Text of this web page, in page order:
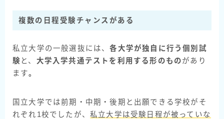
複数の日程受験チャンスがある
私立大学の一般選抜には、各大学が独自に行う個別試
験 と、 大学入学共通テストを利用する形のものがあり
ます。
国立大学では前期・中期・後期と出願できる学校がそ
れぞれ1校でしたが、 私立大学は受験日程が被っていな